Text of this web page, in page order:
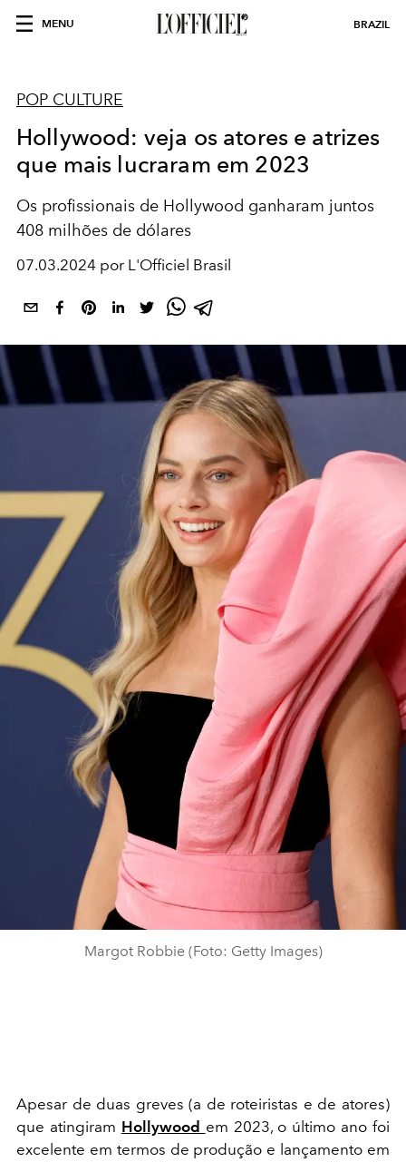
MENU BRAZIL
POP CULTURE
Hollywood: veja os atores e atrizes
que mais lucraram em 2023
Os profissionais de Hollywood ganharam juntos
408 milhões de dólares
07.03.2024 por L'Officiel Brasil
Margot Robbie (Foto: Getty Images)
Apesar de duas greves (a de roteiristas e de atores)
que atingiram Hollywood em 2023, o último ano foi
excelente em termos de produção e lançamento em